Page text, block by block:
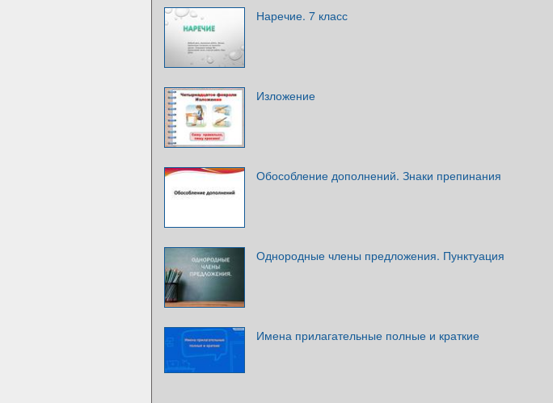
Наречие. 7 класс
Изложение
Обособление дополнений. Знаки препинания
Однородные члены предложения. Пунктуация
Имена прилагательные полные и краткие